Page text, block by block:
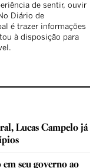
de sentir, ouvir
Diário de
é trazer informações
à disposição para
Lucas Campelo já
seu governo ao